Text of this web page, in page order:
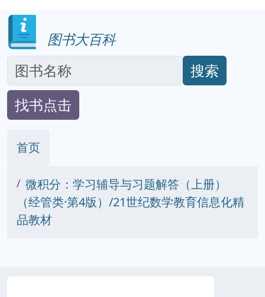
图书大百科
搜索
找书点击
首页
微积分：学习辅导与习题解答（上册）
（经管类·第4版）/21世纪数学教育信息化精
品教材